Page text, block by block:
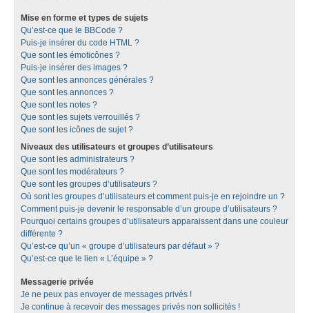
Mise en forme et types de sujets
Qu’est-ce que le BBCode ?
Puis-je insérer du code HTML ?
Que sont les émoticônes ?
Puis-je insérer des images ?
Que sont les annonces générales ?
Que sont les annonces ?
Que sont les notes ?
Que sont les sujets verrouillés ?
Que sont les icônes de sujet ?
Niveaux des utilisateurs et groupes d’utilisateurs
Que sont les administrateurs ?
Que sont les modérateurs ?
Que sont les groupes d’utilisateurs ?
Où sont les groupes d’utilisateurs et comment puis-je en rejoindre un ?
Comment puis-je devenir le responsable d’un groupe d’utilisateurs ?
Pourquoi certains groupes d’utilisateurs apparaissent dans une couleur
différente ?
Qu’est-ce qu’un « groupe d’utilisateurs par défaut » ?
Qu’est-ce que le lien « L’équipe » ?
Messagerie privée
Je ne peux pas envoyer de messages privés !
Je continue à recevoir des messages privés non sollicités !